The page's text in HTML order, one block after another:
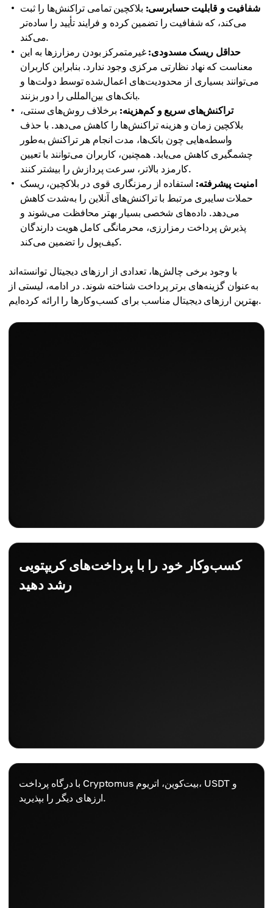
شفافیت و قابلیت حسابرسی: بلاکچین تمامی تراکنش‌ها را ثبت
می‌کند، که شفافیت را تضمین کرده و فرایند تأیید را ساده‌تر
می‌کند.
حداقل ریسک مسدودی: غیرمتمرکز بودن رمزارزها به این
معناست که نهاد نظارتی مرکزی وجود ندارد. بنابراین کاربران
می‌توانند بسیاری از محدودیت‌های اعمال‌شده توسط دولت‌ها و
بانک‌های بین‌المللی را دور بزنند.
تراکنش‌های سریع و کم‌هزینه: برخلاف روش‌های سنتی،
بلاکچین زمان و هزینه تراکنش‌ها را کاهش می‌دهد. با حذف
واسطه‌هایی چون بانک‌ها، مدت انجام هر تراکنش به‌طور
چشمگیری کاهش می‌یابد. همچنین، کاربران می‌توانند با تعیین
کارمزد بالاتر، سرعت پردازش را بیشتر کنند.
امنیت پیشرفته: استفاده از رمزنگاری قوی در بلاکچین، ریسک
حملات سایبری مرتبط با تراکنش‌های آنلاین را به‌شدت کاهش
می‌دهد. داده‌های شخصی بسیار بهتر محافظت می‌شوند و
پذیرش پرداخت رمزارزی، محرمانگی کامل هویت دارندگان
کیف‌پول را تضمین می‌کند.
با وجود برخی چالش‌ها، تعدادی از ارزهای دیجیتال توانسته‌اند
به‌عنوان گزینه‌های برتر پرداخت شناخته شوند. در ادامه، لیستی از
بهترین ارزهای دیجیتال مناسب برای کسب‌وکارها را ارائه کرده‌ایم.
کسب‌وکار خود را با پرداخت‌های کریپتویی
رشد دهید
با درگاه پرداخت Cryptomus بیت‌کوین، اتریوم، USDT و
ارزهای دیگر را بپذیرید.